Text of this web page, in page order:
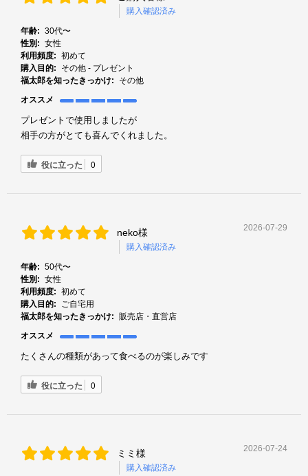
購入確認済み
年齢: 30代〜
性別: 女性
利用頻度: 初めて
購入目的:
その他 - プレゼント
福太郎を知ったきっかけ:
その他
オススメ
プレゼントで使用しましたが
相手の方がとても喜んでくれました。
役に立った 0
neko様
購入確認済み
2026-07-29
年齢: 50代〜
性別: 女性
利用頻度: 初めて
購入目的:
ご自宅用
福太郎を知ったきっかけ: 販売店・直営店
オススメ
たくさんの種類があって食べるのが楽しみです
役に立った 0
ミミ様
購入確認済み
2026-07-24